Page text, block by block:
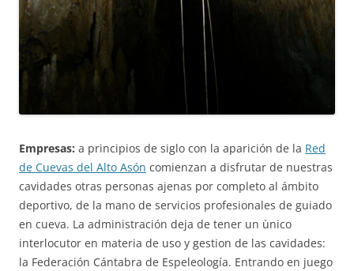
Empresas: a principios de siglo con la aparición de la Red
de Cuevas del Alto Asón comienzan a disfrutar de nuestras
cavidades otras personas ajenas por completo al ámbito
deportivo, de la mano de servicios profesionales de guiado
en cueva. La administración deja de tener un ùnico
interlocutor en materia de uso y gestion de las cavidades:
la Federación Cántabra de Espeleología. Entrando en juego